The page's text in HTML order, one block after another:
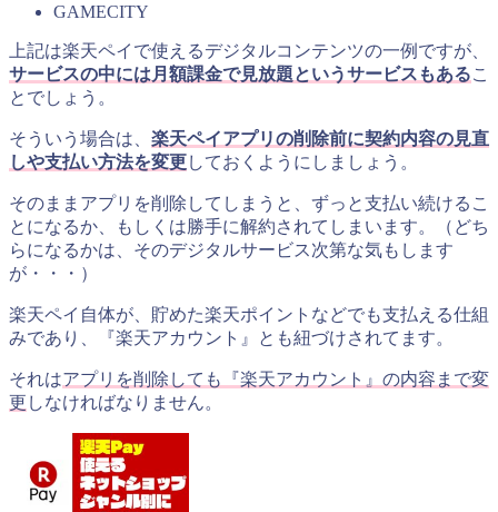
GAMECITY
上記は楽天ペイで使えるデジタルコンテンツの一例ですが、
サービスの中には月額課金で見放題というサービスもあるこ
とでしょう。
そういう場合は、 楽天ペイアプリの削除前に契約内容の見直
しや支払い方法を変更しておくようにしましょう。
そのままアプリを削除してしまうと、ずっと支払い続けるこ
とになるか、もしくは勝手に解約されてしまいます。（どち
らになるかは、そのデジタルサービス次第な気もします
が・・・）
楽天ペイ自体が、貯めた楽天ポイントなどでも支払える仕組
みであり、『楽天アカウント』とも紐づけされてます。
それはアプリを削除しても『楽天アカウント』の内容まで変
更 しなければなりません。